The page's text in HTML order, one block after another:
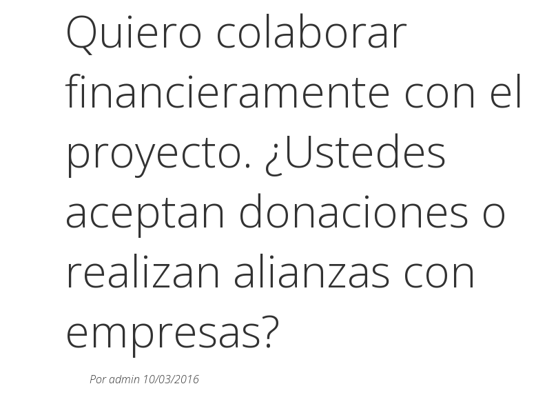
Quiero colaborar
financieramente con el
proyecto. ¿Ustedes
aceptan donaciones o
realizan alianzas con
empresas?
Poradmin 10/03/2016